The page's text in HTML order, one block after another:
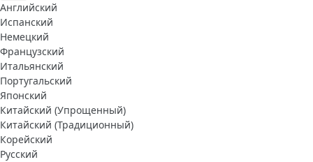
Английский
Испанский
Немецкий
Французский
Итальянский
Португальский
Японский
Китайский (Упрощенный)
Китайский (Традиционный)
Корейский
Русский